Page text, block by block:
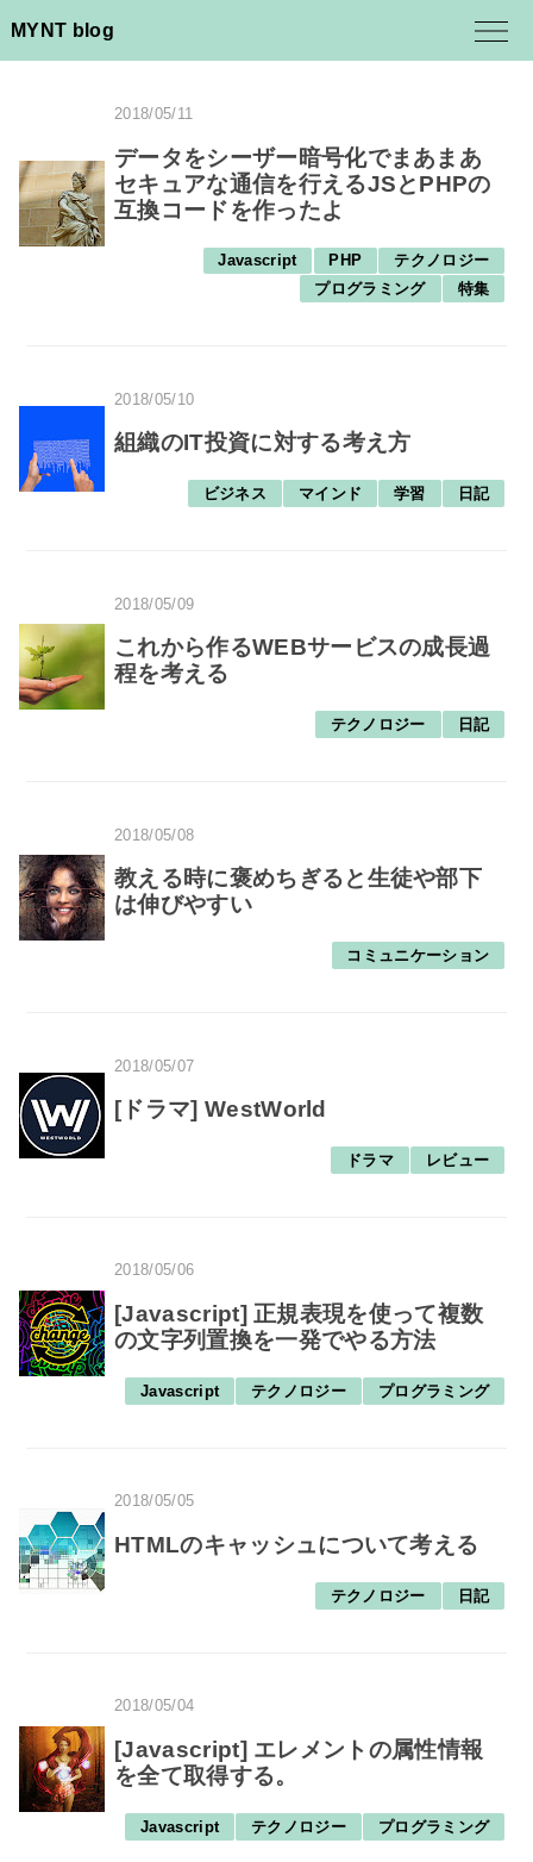
MYNT blog
2018/05/11
データをシーザー暗号化でまあまあ
セキュアな通信を行えるJSとPHPの
互換コードを作ったよ
Javascript PHP
テクノロジー
プログラミング
特集
2018/05/10
組織のIT投資に対する考え方
ビジネス マインド 学習 日記
2018/05/09
これから作るWEBサービスの成長過
程を考える
テクノロジー 日記
2018/05/08
教える時に褒めちぎると生徒や部下
は伸びやすい
コミュニケーション
2018/05/07
[ドラマ] WestWorld
ドラマ レビュー
2018/05/06
[Javascript] 正規表現を使って複数
の文字列置換を一発でやる方法
Javascript テクノロジー プログラミング
2018/05/05
HTMLのキャッシュについて考える
テクノロジー 日記
2018/05/04
[Javascript] エレメントの属性情報
を全て取得する。
Javascript テクノロジー プログラミング